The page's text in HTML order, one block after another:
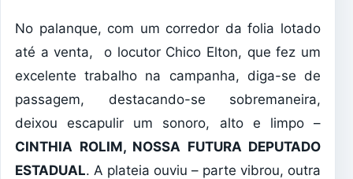
No palanque, com um corredor da folia lotado
até a venta, o locutor Chico Elton, que fez um
excelente trabalho na campanha, diga-se de
passagem, destacando-se sobremaneira,
deixou escapulir um sonoro, alto e limpo –
CINTHIA ROLIM, NOSSA FUTURA DEPUTADO
ESTADUAL. A plateia ouviu – parte vibrou, outra